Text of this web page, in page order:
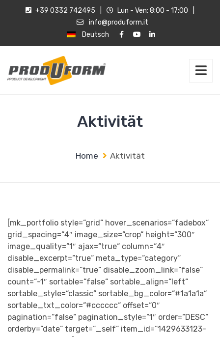
+39 0332 742495 Lun - Ven: 8:00 - 17:00
info@produform.it
Deutsch
Aktivität
Home Aktivität
[mk_portfolio style=“grid“ hover_scenarios=“fadebox“
grid_spacing=“4″ image_size=“crop“ height=“300″
image_quality=“1″ ajax=“true“ column=“4″
disable_excerpt=“true“ meta_type=“category“
disable_permalink=“true“ disable_zoom_link=“false“
count=“-1″ sortable=“false“ sortable_align=“left“
sortable_style=“classic“ sortable_bg_color=“#1a1a1a“
sortable_txt_color=“#cccccc“ offset=“0″
pagination=“false“ pagination_style=“1″ order=“DESC“
orderby=“date“ target=“_self“ item_id=“1429633123-